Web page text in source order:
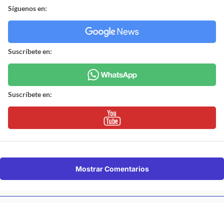
Síguenos en:
Suscríbete en:
Suscríbete en:
Mostrar Comentarios